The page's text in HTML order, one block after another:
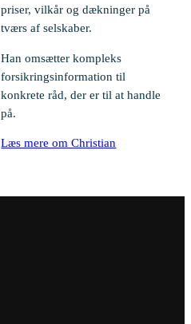
priser, vilkår og dækninger på
tværs af selskaber.
Han omsætter kompleks
forsikringsinformation til
konkrete råd, der er til at handle
på.
Læs mere om Christian